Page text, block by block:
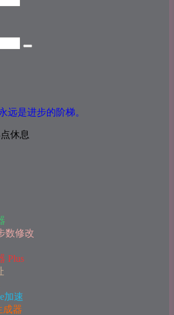
远是进步的阶梯。
休息
数修改
Plus
加速
成器